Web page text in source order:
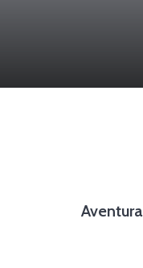
Aventura